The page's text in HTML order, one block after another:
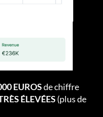
EUROSde chiffre
ÉLEVÉES (plus de